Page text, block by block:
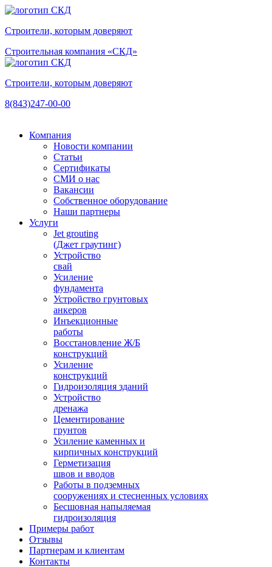
Строители, которым доверяют
Строительная компания «СКД»
Строители, которым доверяют
8(843)247-00-00
Компания
Новости компании
Статьи
Сертификаты
СМИ о нас
Вакансии
Собственное оборудование
Наши партнеры
Услуги
Jet grouting
(Джет граутинг)
Устройство
свай
Усиление
фундамента
Устройство грунтовых
анкеров
Инъекционные
работы
Восстановление Ж/Б
конструкций
Усиление
конструкций
Гидроизоляция зданий
Устройство
дренажа
Цементирование
грунтов
Усиление каменных и
кирпичных конструкций
Герметизация
швов и вводов
Работы в подземных
сооружениях и стесненных условиях
Бесшовная напыляемая
гидроизоляция
Примеры работ
Отзывы
Партнерам и клиентам
Контакты